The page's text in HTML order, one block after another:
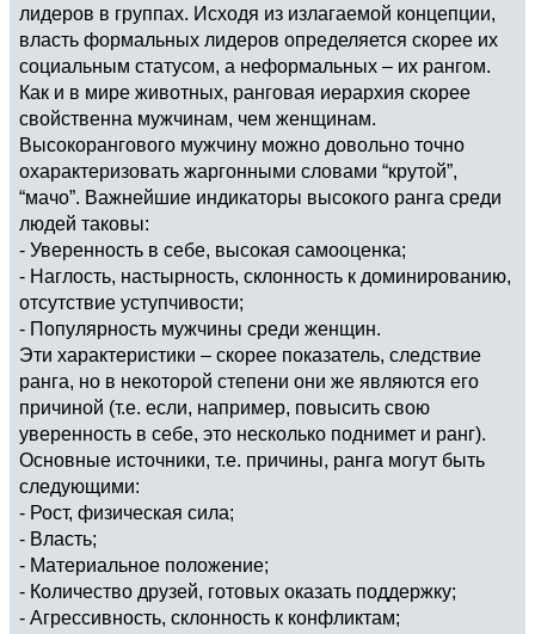
лидеров в группах. Исходя из излагаемой концепции,
власть формальных лидеров определяется скорее их
социальным статусом, а неформальных – их рангом.
Как и в мире животных, ранговая иерархия скорее
свойственна мужчинам, чем женщинам.
Высокорангового мужчину можно довольно точно
охарактеризовать жаргонными словами “крутой”,
“мачо”. Важнейшие индикаторы высокого ранга среди
людей таковы:
- Уверенность в себе, высокая самооценка;
- Наглость, настырность, склонность к доминированию,
отсутствие уступчивости;
- Популярность мужчины среди женщин.
Эти характеристики – скорее показатель, следствие
ранга, но в некоторой степени они же являются его
причиной (т.е. если, например, повысить свою
уверенность в себе, это несколько поднимет и ранг).
Основные источники, т.е. причины, ранга могут быть
следующими:
- Рост, физическая сила;
- Власть;
- Материальное положение;
- Количество друзей, готовых оказать поддержку;
- Агрессивность, склонность к конфликтам;